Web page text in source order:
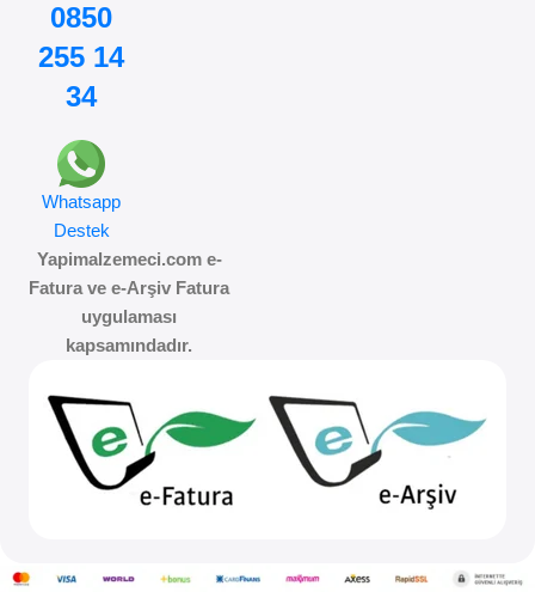
0850
255 14
34
Whatsapp
Destek
Yapimalzemeci.com e-
Fatura ve e-Arşiv Fatura
uygulaması
kapsamındadır.